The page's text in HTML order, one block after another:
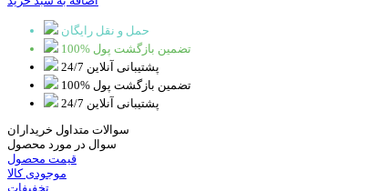
حمل و نقل رایگان
100% تضمین بازگشت پول
پشتیبانی آنلاین 24/7
100% تضمین بازگشت پول
پشتیبانی آنلاین 24/7
سوالات متداول خریداران
سوال در مورد محصول
قیمت محصول
موجودی کالا
تخفیفات